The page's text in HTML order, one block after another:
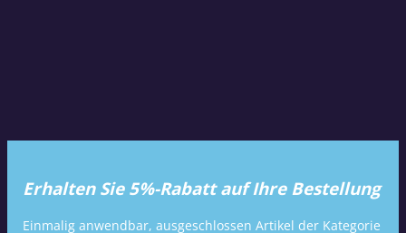
Erhalten Sie 5%-Rabatt auf Ihre Bestellung
Einmalig anwendbar, ausgeschlossen Artikel der Kategorie